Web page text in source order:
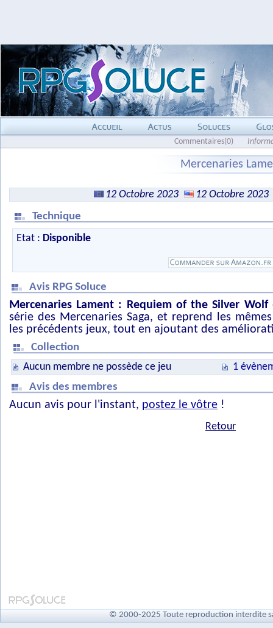
Commentaires(0)
Mercenaries
12 Octobre 2023
12 Octobre 2023
Technique
Etat : Disponible
Avis RPG Soluce
Mercenaries Lament : Requiem of the Silver Wolf
série des Mercenaries Saga, et reprend les
les précédents jeux, tout en ajoutant des
Collection
Aucun membre ne possède ce jeu
1
Avis des membres
Aucun avis pour l'instant, postez le vôtre !
Retour
© 2000-2025 Toute reproduction interdite